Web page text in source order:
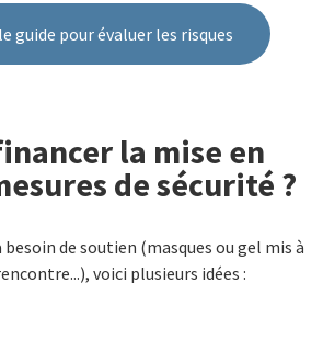
guide pour évaluer les risques
la mise en
de sécurité ?
de soutien (masques ou gel mis à
voici plusieurs idées :